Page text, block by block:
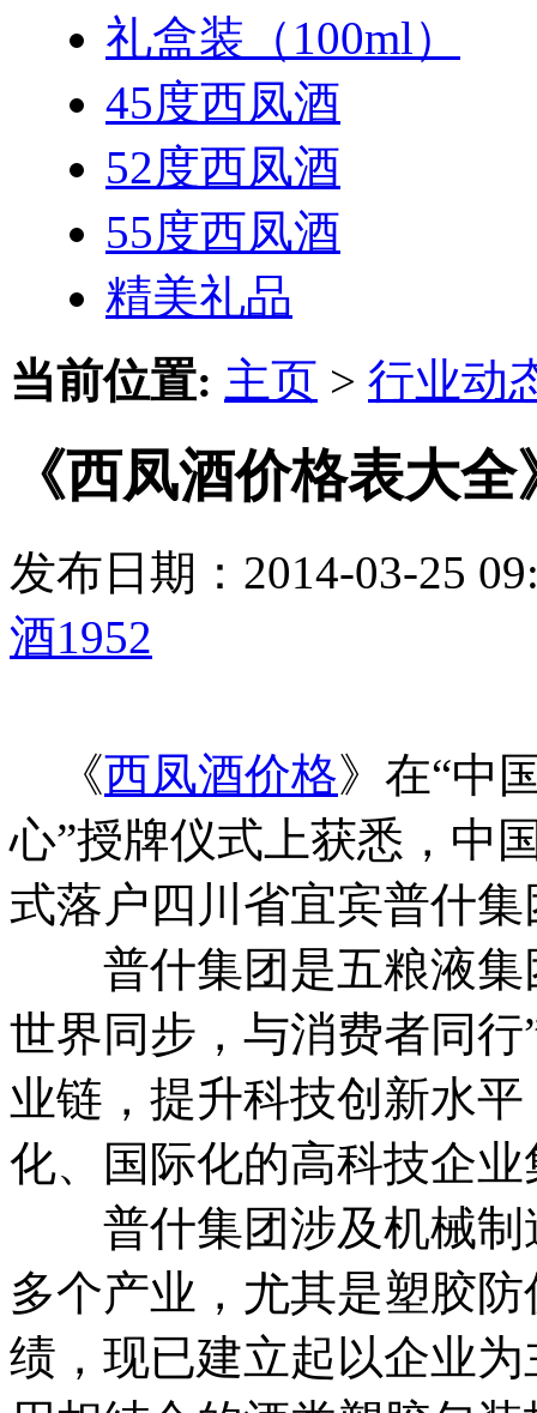
礼盒装（100ml）
45度西凤酒
52度西凤酒
55度西凤酒
精美礼品
当前位置: 主页 > 行业动
《西凤酒价格表大
发布日期：2014-03-25
酒1952
《西凤酒价格》在“中
心”授牌仪式上获悉，中
式落户四川省宜宾普什
普什集团是五粮液集
世界同步，与消费者同
业链，提升科技创新水
化、国际化的高科技企
普什集团涉及机械制
多个产业，尤其是塑胶
绩，现已建立起以企业